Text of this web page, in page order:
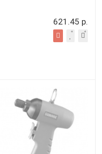
621.45 р.